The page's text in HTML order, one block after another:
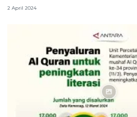
2 April 2024